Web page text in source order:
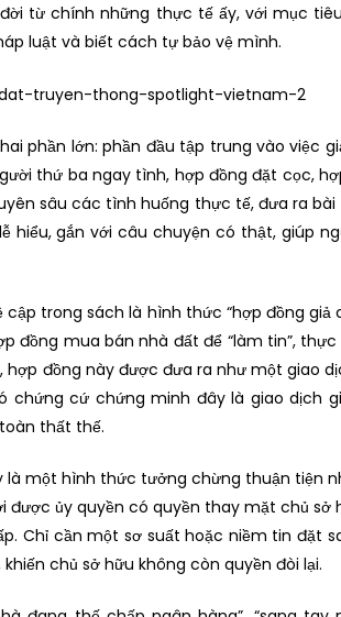
từ chính những thực tế ấy, với mục
luật và biết cách tự bảo vệ mình.
phần lớn: phần đầu tập trung vào việc
thứ ba ngay tình, hợp đồng đặt cọc,
sâu các tình huống thực tế, đưa ra bài
hiểu, gắn với câu chuyện có thật, giúp
trong sách là hình thức “hợp đồng giả
đồng mua bán nhà đất để “làm tin”,
hợp đồng này được đưa ra như một giao
chứng cứ chứng minh đây là giao dịch
thất thế.
là một hình thức tưởng chừng thuận tiện
được ủy quyền có quyền thay mặt chủ sở
Chỉ cần một sơ suất hoặc niềm tin đặt
chủ sở hữu không còn quyền đòi lại.